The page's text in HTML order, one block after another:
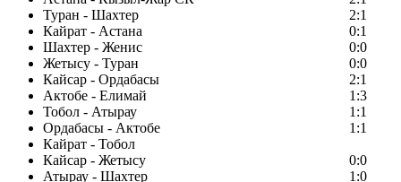
Туран - Шахтер
2:1
Кайрат - Астана
0:1
Шахтер - Женис
0:0
Жетысу - Туран
0:0
Кайсар - Ордабасы
2:1
Актобе - Елимай
1:3
Тобол - Атырау
1:1
Ордабасы - Актобе
1:1
Кайрат - Тобол
Кайсар - Жетысу
0:0
Атырау - Шахтер
1:0